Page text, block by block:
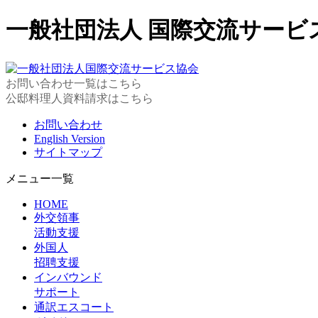
一般社団法人 国際交流サービ
お問い合わせ一覧はこちら
公邸料理人資料請求はこちら
お問い合わせ
English Version
サイトマップ
メニュー一覧
HOME
外交領事
活動支援
外国人
招聘支援
インバウンド
サポート
通訳エスコート